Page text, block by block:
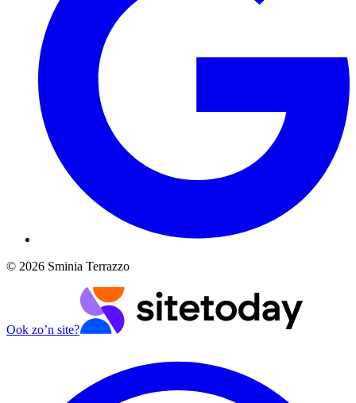
© 2026 Sminia Terrazzo
Ook zo’n site?